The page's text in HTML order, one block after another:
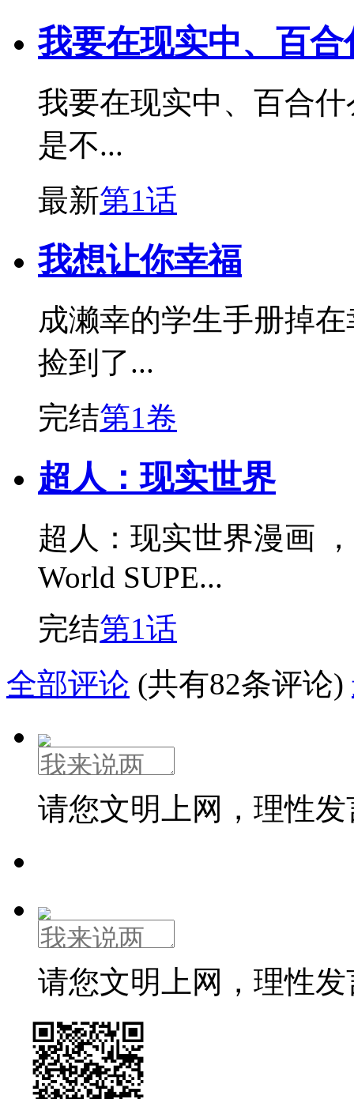
我要在现实中、百合
我要在现实中、百合
是不...
最新第1话
我想让你幸福
成濑幸的学生手册掉
捡到了...
完结第1卷
超人：现实世界
超人：现实世界漫画
World SUPE...
完结第1话
全部评论 (共有82条评论)
请您文明上网，理性
请您文明上网，理性